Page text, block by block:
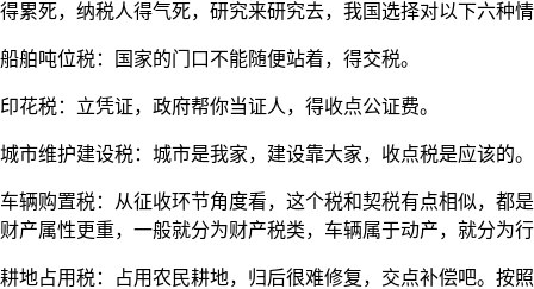
得累死，纳税人得气死，研究来研究去，我国选择对以下六种
船舶吨位税：国家的门口不能随便站着，得交税。
印花税：立凭证，政府帮你当证人，得收点公证费。
城市维护建设税：城市是我家，建设靠大家，收点税是应该的
车辆购置税：从征收环节角度看，这个税和契税有点相似，都
财产属性更重，一般就分为财产税类，车辆属于动产，就分为
耕地占用税：占用农民耕地，归后很难修复，交点补偿吧。按